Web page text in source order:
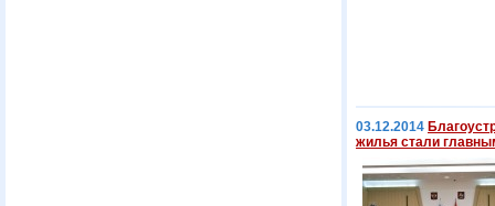
03.12.2014
жилья стали